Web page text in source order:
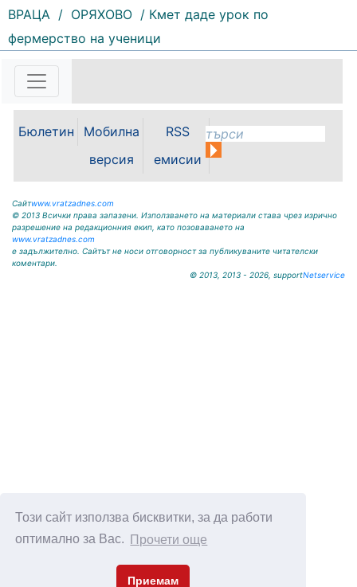
Този сайт използва бисквитки, за да работи
оптимално за Вас.
Прочети още
Приемам
138 | 2026-08-07 11:30:54
ВРАЦА 3060 гр. Криводол, ул.
„Освобождение” № 13, тел.
09117/20-45, e-mail:
krivodol@mbox.is-bg.net ОБЯВА
На основание чл. 8, ал. 4,
чл. 14, ал. 7 от ЗОС; чл. 92, ал. 1...
ВРАЦА / ОРЯХОВО / Кмет даде урок по
фермерство на ученици
Бюлетин
Мобилна
версия
RSS
емисии
Сайтwww.vratzadnes.com
© 2013 Всички права запазени. Използването на материали става чрез изрично
разрешение на редакционния екип, като позоваването на
www.vratzadnes.com
е задължително. Сайтът не носи отговорност за публикуваните читателски
коментари.
© 2013, 2013 - 2026, supportNetservice